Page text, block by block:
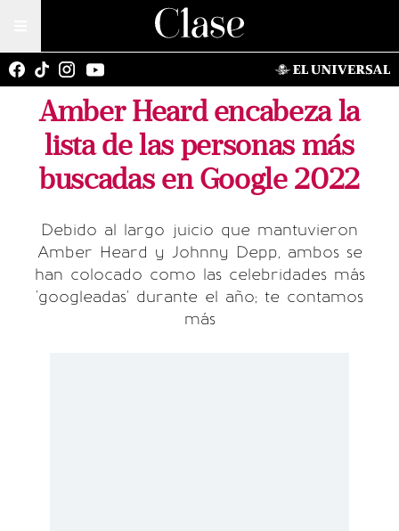
Amber Heard encabeza la
lista de las personas más
buscadas en Google 2022
Debido al largo juicio que mantuvieron
Amber Heard y Johnny Depp, ambos se
han colocado como las celebridades más
'googleadas' durante el año; te contamos
más